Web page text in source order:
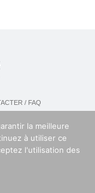
/ FAQ
la meilleure
à utiliser ce
l'utilisation des